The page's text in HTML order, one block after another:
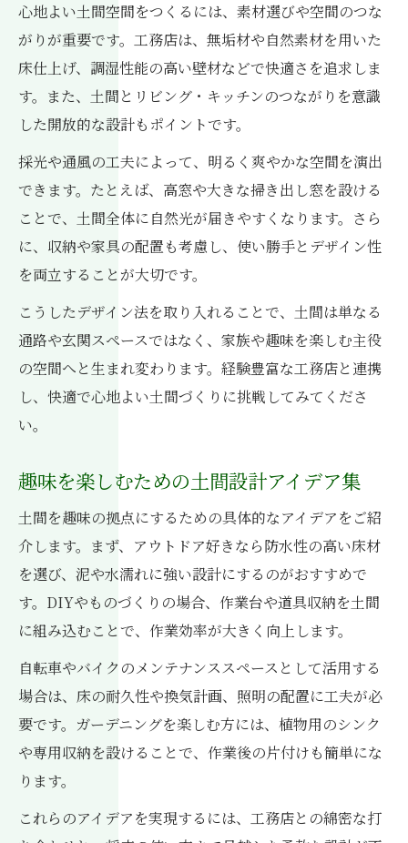
心地よい土間空間をつくるには、素材選びや空間のつな
がりが重要です。工務店は、無垢材や自然素材を用いた
床仕上げ、調湿性能の高い壁材などで快適さを追求しま
す。また、土間とリビング・キッチンのつながりを意識
した開放的な設計もポイントです。
採光や通風の工夫によって、明るく爽やかな空間を演出
できます。たとえば、高窓や大きな掃き出し窓を設ける
ことで、土間全体に自然光が届きやすくなります。さら
に、収納や家具の配置も考慮し、使い勝手とデザイン性
を両立することが大切です。
こうしたデザイン法を取り入れることで、土間は単なる
通路や玄関スペースではなく、家族や趣味を楽しむ主役
の空間へと生まれ変わります。経験豊富な工務店と連携
し、快適で心地よい土間づくりに挑戦してみてくださ
い。
趣味を楽しむための土間設計アイデア集
土間を趣味の拠点にするための具体的なアイデアをご紹
介します。まず、アウトドア好きなら防水性の高い床材
を選び、泥や水濡れに強い設計にするのがおすすめで
す。DIYやものづくりの場合、作業台や道具収納を土間
に組み込むことで、作業効率が大きく向上します。
自転車やバイクのメンテナンススペースとして活用する
場合は、床の耐久性や換気計画、照明の配置に工夫が必
要です。ガーデニングを楽しむ方には、植物用のシンク
や専用収納を設けることで、作業後の片付けも簡単にな
ります。
これらのアイデアを実現するには、工務店との綿密な打